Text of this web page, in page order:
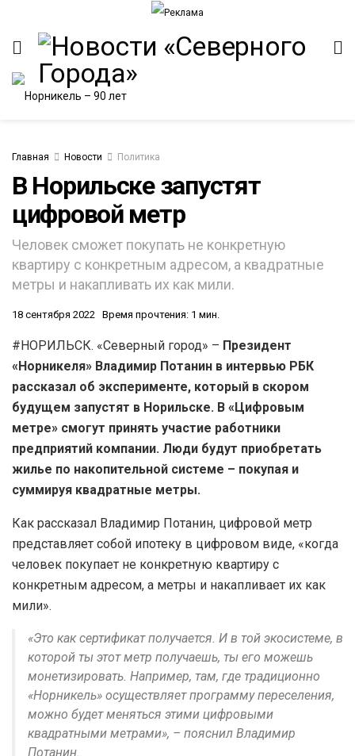
Главная Новости Политика
В Норильске запустят
цифровой метр
Человек сможет покупать не конкретную
квартиру с конкретным адресом, а квадратные
метры и накапливать их как мили.
18 сентября 2022 Время прочтения: 1 мин.
#НОРИЛЬСК. «Северный город» – Президент
«Норникеля» Владимир Потанин в интервью РБК
рассказал об эксперименте, который в скором
будущем запустят в Норильске. В «Цифровым
метре» смогут принять участие работники
предприятий компании. Люди будут приобретать
жилье по накопительной системе – покупая и
суммируя квадратные метры.
Как рассказал Владимир Потанин, цифровой метр
представляет собой ипотеку в цифровом виде, «когда
человек покупает не конкретную квартиру с
конкретным адресом, а метры и накапливает их как
мили».
«Это как сертификат получается. И в той экосистеме, в
которой ты этот метр получаешь, ты его можешь
монетизировать. Например, там, где традиционно
«Норникель» осуществляет программу переселения,
можно будет меняться этими цифровыми
квадратными метрами», – пояснил Владимир
Потанин.